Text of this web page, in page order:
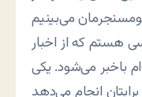
هستم که از اخبار
باخبر می‌شود. یکی